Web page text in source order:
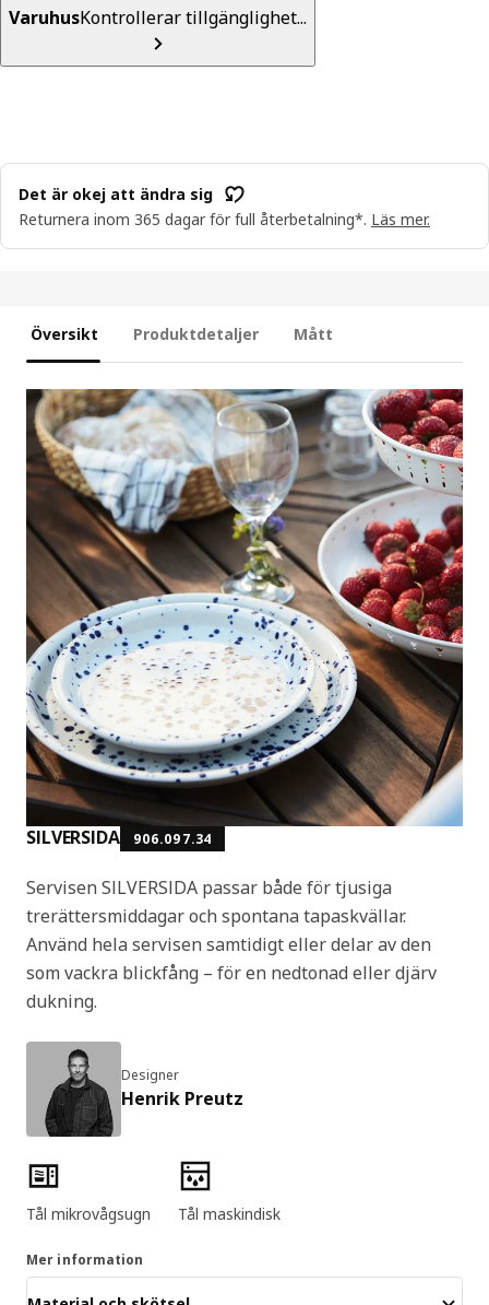
VaruhusKontrollerar tillgänglighet...
Det är okej att ändra sig
Returnera inom 365 dagar för full återbetalning*. Läs mer.
Översikt Produktdetaljer Mått
SILVERSIDA 906.097.34
Servisen SILVERSIDA passar både för tjusiga
trerättersmiddagar och spontana tapaskvällar.
Använd hela servisen samtidigt eller delar av den
som vackra blickfång – för en nedtonad eller djärv
dukning.
Designer
Henrik Preutz
Produktens egenskaper
Tål mikrovågsugn Tål maskindisk
Mer information